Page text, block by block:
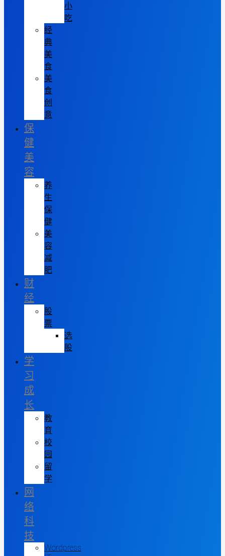
小
吃
经
典
美
食
美
食
创
意
保
健
美
容
养
生
保
健
美
容
减
肥
财
经
股
票
选
股
学
习
成
长
教
育
校
园
留
学
网
络
科
技
Wordpress